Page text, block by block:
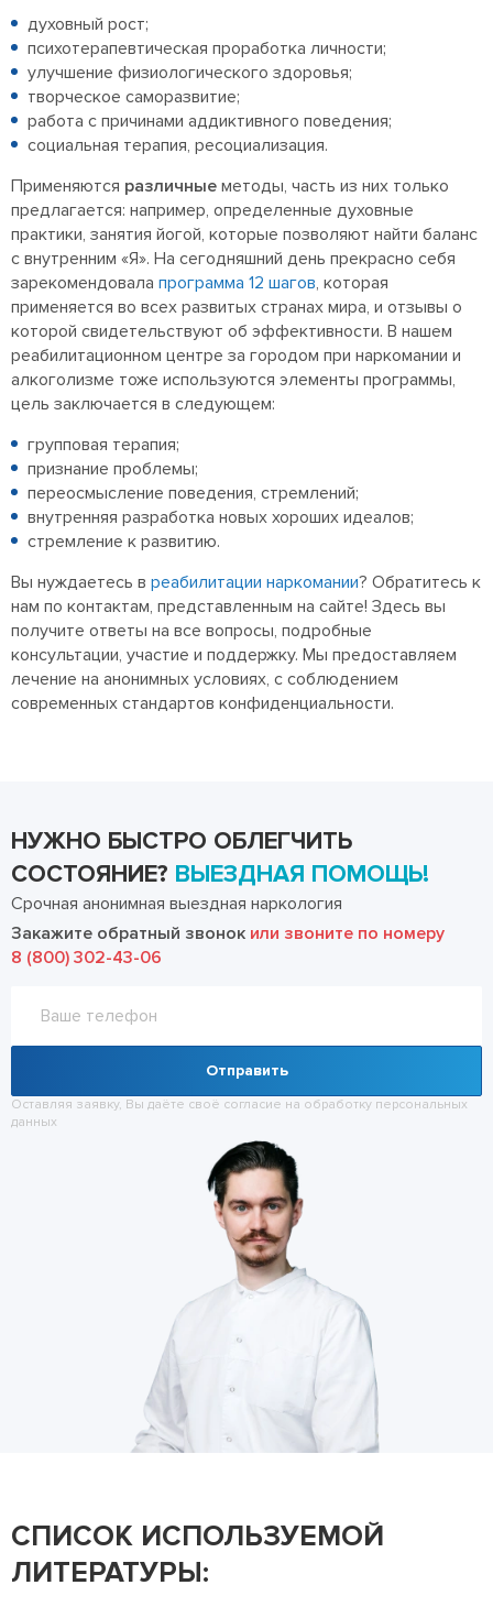
духовный рост;
психотерапевтическая проработка личности;
улучшение физиологического здоровья;
творческое саморазвитие;
работа с причинами аддиктивного поведения;
социальная терапия, ресоциализация.
Применяются различные методы, часть из них только
предлагается: например, определенные духовные
практики, занятия йогой, которые позволяют найти баланс
с внутренним «Я». На сегодняшний день прекрасно себя
зарекомендовала программа 12 шагов, которая
применяется во всех развитых странах мира, и отзывы о
которой свидетельствуют об эффективности. В нашем
реабилитационном центре за городом при наркомании и
алкоголизме тоже используются элементы программы,
цель заключается в следующем:
групповая терапия;
признание проблемы;
переосмысление поведения, стремлений;
внутренняя разработка новых хороших идеалов;
стремление к развитию.
Вы нуждаетесь в реабилитации наркомании? Обратитесь к
нам по контактам, представленным на сайте! Здесь вы
получите ответы на все вопросы, подробные
консультации, участие и поддержку. Мы предоставляем
лечение на анонимных условиях, с соблюдением
современных стандартов конфиденциальности.
НУЖНО БЫСТРО ОБЛЕГЧИТЬ
СОСТОЯНИЕ? ВЫЕЗДНАЯ ПОМОЩЬ!
Срочная анонимная выездная наркология
Закажите обратный звонок или звоните по номеру
8 (800) 302-43-06
Отправить
Оставляя заявку, Вы даёте своё согласие на обработку персональных
данных
СПИСОК ИСПОЛЬЗУЕМОЙ
ЛИТЕРАТУРЫ: